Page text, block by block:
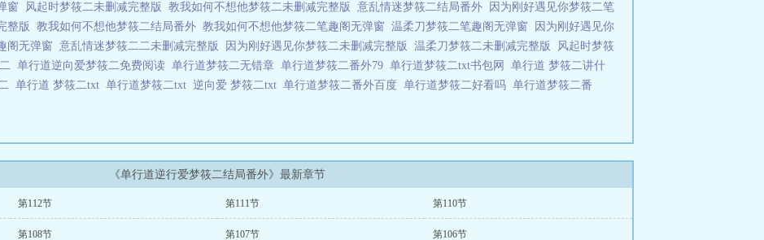
窗 风起时梦筱二未删减完整版 教我如何不想他梦筱二未删减完整版 意乱情迷梦筱二结局番外
因为刚好遇见你梦筱二笔
整版 教我如何不想他梦筱二结局番外 教我如何不想他梦筱二笔趣阁无弹窗 温柔刀梦筱二笔趣阁无弹窗
因为刚好遇见你
阁无弹窗 意乱情迷梦筱二二未删减完整版 因为刚好遇见你梦筱二未删减完整版 温柔刀梦筱二未删减完整版
风起时梦筱
单行道逆向爱梦筱二免费阅读 单行道梦筱二无错章 单行道梦筱二番外79 单行道梦筱二txt书包网 单行道 梦筱二讲什
单行道 梦筱二txt 单行道梦筱二txt 逆向爱 梦筱二txt 单行道梦筱二番外百度 单行道梦筱二好看吗 单行道梦筱二番
《单行道逆行爱梦筱二结局番外》最新章节
第112节 第111节 第110节
第108节 第107节 第106节